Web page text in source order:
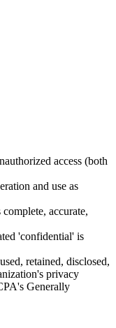
access (both
and use as
accurate,
'confidential' is
retained, disclosed,
privacy
Generally